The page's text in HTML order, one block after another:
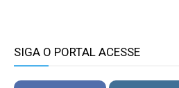
SIGA O PORTAL ACESSE